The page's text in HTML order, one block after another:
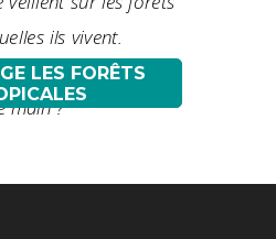
ils vivent.
vous un coup
main ?
LES FORÊTS